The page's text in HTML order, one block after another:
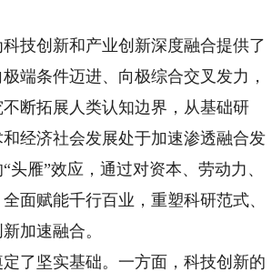
技创新和产业创新深度融合提供了
端条件迈进、向极综合交叉发力，
断拓展人类认知边界，从基础研
经济社会发展处于加速渗透融合发
雁”效应，通过对资本、劳动力、
面赋能千行百业，重塑科研范式、
加速融合。
了坚实基础。一方面，科技创新的